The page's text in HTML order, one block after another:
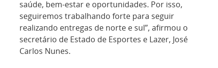
saúde, bem-estar e oportunidades. Por isso,
seguiremos trabalhando forte para seguir
realizando entregas de norte e sul”, afirmou o
secretário de Estado de Esportes e Lazer, José
Carlos Nunes.